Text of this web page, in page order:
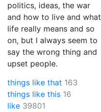
politics, ideas, the war
and how to live and what
life really means and so
on, but I always seem to
say the wrong thing and
upset people.
things like that 163
things like this 16
like 39801